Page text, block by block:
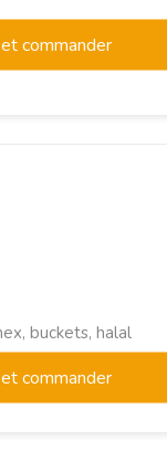
commander
buckets, halal
commander